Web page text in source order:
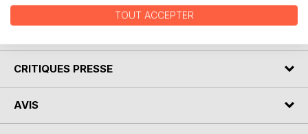
CRITIQUES PRESSE
AVIS
TOUT ACCEPTER